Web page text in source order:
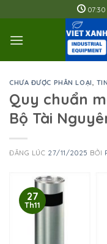
to
content
CHƯA ĐƯỢC PHÂN LOẠI,
Quy chuẩn
Bộ Tài
ĐĂNG LÚC 27/11/2025 BỞI
27
Th11